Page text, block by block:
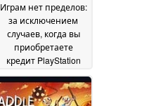
Играм нет пределов:
за исключением
случаев, когда вы
приобретаете
кредит PlayStation
Store в Индии10 July
2026